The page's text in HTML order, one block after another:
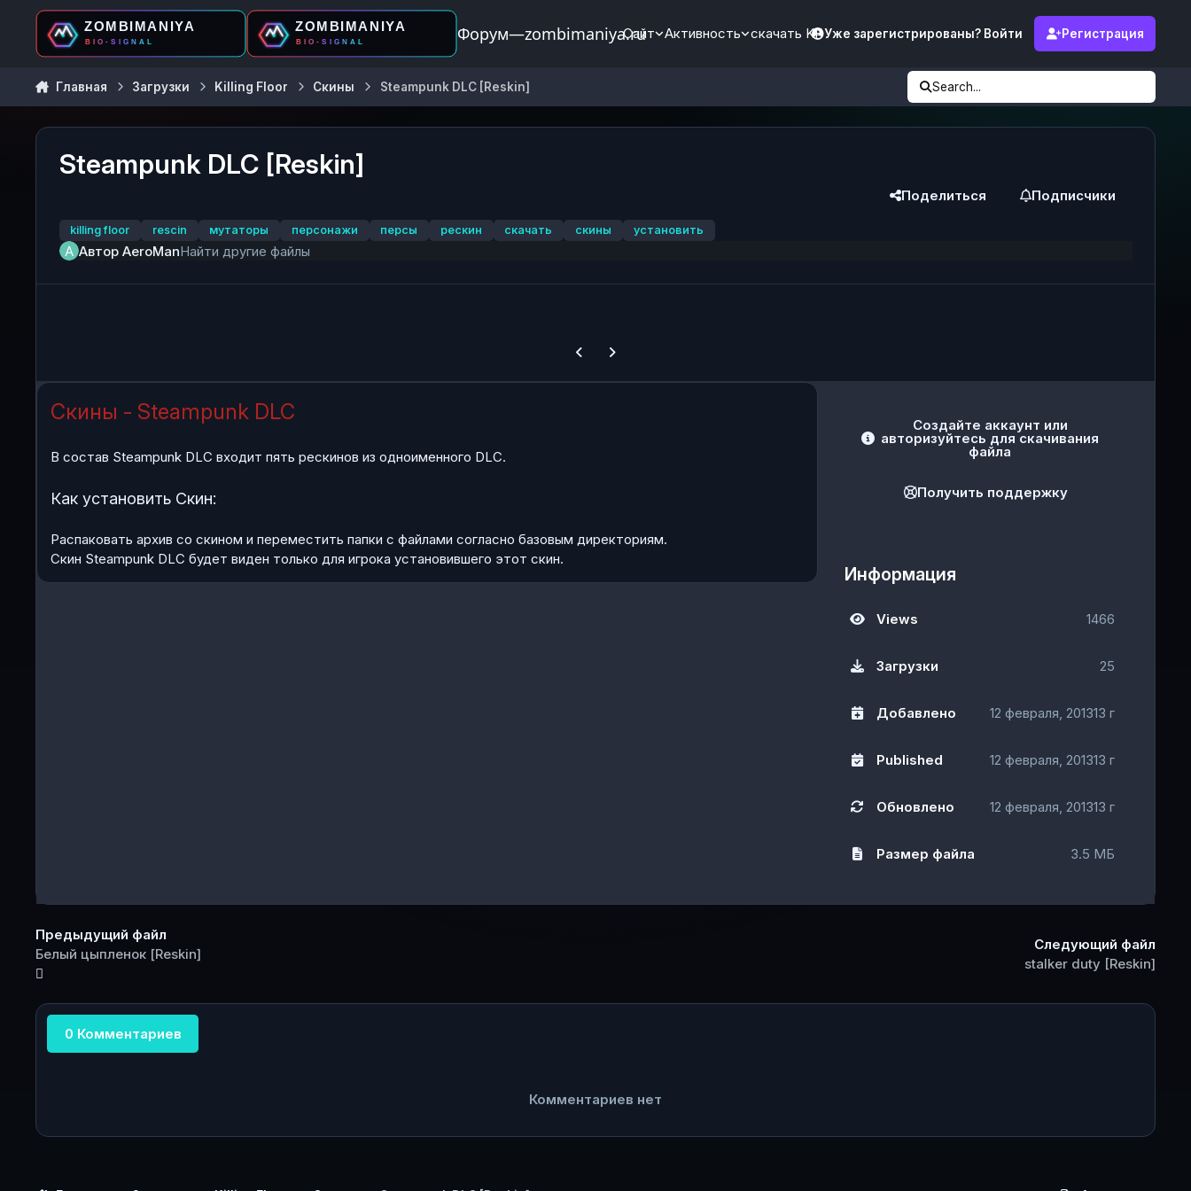
Перейти к содержанию
Форум—zombimaniya.ru
Сайт Активность скачать KFУже зарегистрированы? Войти Регистрация
Главная Загрузки Killing Floor Скины Steampunk DLC [Reskin] Search...
Steampunk DLC [Reskin]
killing floor rescin мутаторы персонажи персы рескин скачать скины установить
Поделиться Подписчики
Автор AeroManНайти другие файлы
Previous carousel slide
Next carousel slide
Скины - Steampunk DLC
В состав Steampunk DLC входит пять рескинов из одноименного DLC.
Как установить Скин:
Распаковать архив со скином и переместить папки с файлами согласно базовым директориям.
Скин Steampunk DLC будет виден только для игрока установившего этот скин.
Создайте аккаунт или
авторизуйтесь для скачивания
файла
Получить поддержку
Информация
Views 1466
Загрузки 25
Добавлено 12 февраля, 201313 г
Published 12 февраля, 201313 г
Обновлено 12 февраля, 201313 г
Размер файла 3.5 МБ
Предыдущий файл
Белый цыпленок [Reskin]
Следующий файл
stalker duty [Reskin]
0 Комментариев
Комментариев нет